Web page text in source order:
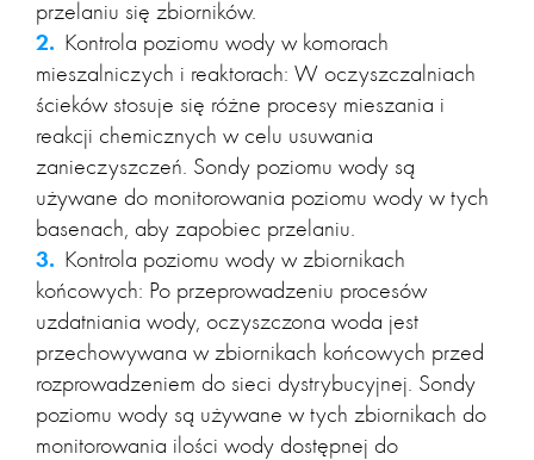
przelaniu się zbiorników.
Kontrola poziomu wody w komorach
mieszalniczych i reaktorach: W oczyszczalniach
ścieków stosuje się różne procesy mieszania i
reakcji chemicznych w celu usuwania
zanieczyszczeń. Sondy poziomu wody są
używane do monitorowania poziomu wody w tych
basenach, aby zapobiec przelaniu.
Kontrola poziomu wody w zbiornikach
końcowych: Po przeprowadzeniu procesów
uzdatniania wody, oczyszczona woda jest
przechowywana w zbiornikach końcowych przed
rozprowadzeniem do sieci dystrybucyjnej. Sondy
poziomu wody są używane w tych zbiornikach do
monitorowania ilości wody dostępnej do